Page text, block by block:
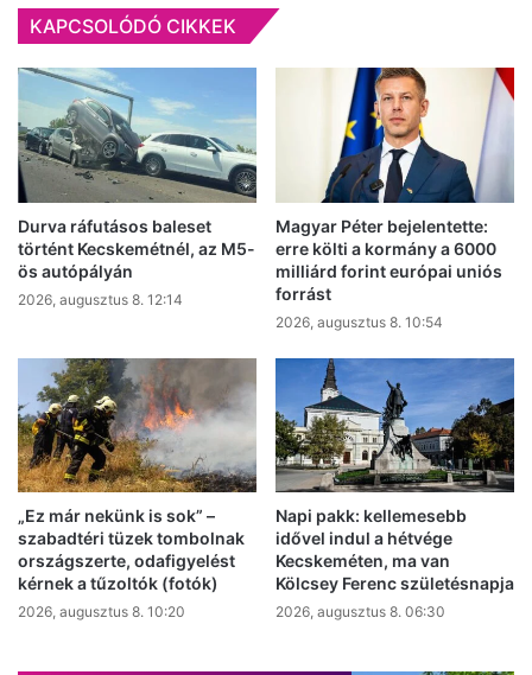
KAPCSOLÓDÓ CIKKEK
Durva ráfutásos baleset
történt Kecskemétnél, az M5-
ös autópályán
2026, augusztus 8. 12:14
Magyar Péter bejelentette:
erre költi a kormány a 6000
milliárd forint európai uniós
forrást
2026, augusztus 8. 10:54
„Ez már nekünk is sok” –
szabadtéri tüzek tombolnak
országszerte, odafigyelést
kérnek a tűzoltók (fotók)
2026, augusztus 8. 10:20
Napi pakk: kellemesebb
idővel indul a hétvége
Kecskeméten, ma van
Kölcsey Ferenc születésnapja
2026, augusztus 8. 06:30